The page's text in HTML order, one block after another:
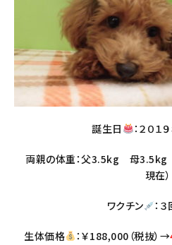
誕生日 ：２０１
両親の体重：父3.5kg 母
現在）
ワクチン ：
生体価格 ：￥188,000（税抜）→